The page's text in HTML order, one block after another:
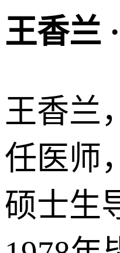
王香兰
王香兰
任医师
硕士生